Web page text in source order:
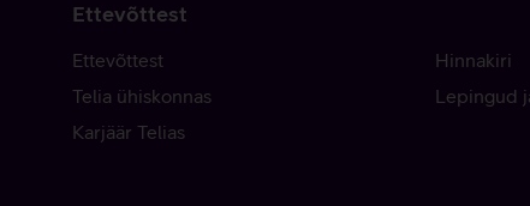
Ettevõttest
Ettevõttest
Telia ühiskonnas
Karjäär Telias
Hinnakiri
Lepingud